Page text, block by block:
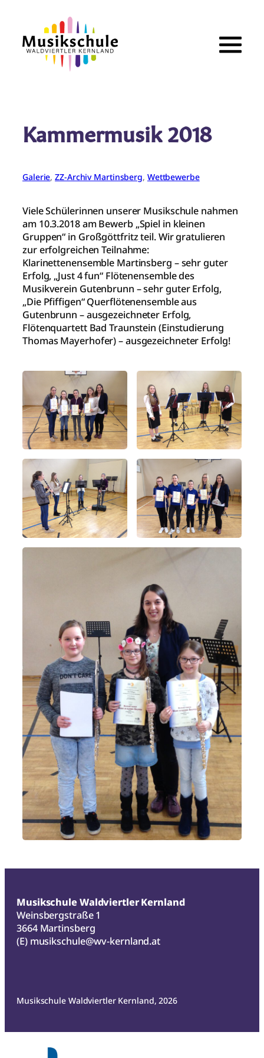
springen
Kammermusik 2018
Galerie, ZZ-Archiv Martinsberg, Wettbewerbe
Viele Schülerinnen unserer Musikschule nahmen
am 10.3.2018 am Bewerb „Spiel in kleinen
Gruppen“ in Großgöttfritz teil. Wir gratulieren
zur erfolgreichen Teilnahme:
Klarinettenensemble Martinsberg – sehr guter
Erfolg, „Just 4 fun“ Flötenensemble des
Musikverein Gutenbrunn – sehr guter Erfolg,
„Die Pfiffigen“ Querflötenensemble aus
Gutenbrunn – ausgezeichneter Erfolg,
Flötenquartett Bad Traunstein (Einstudierung
Thomas Mayerhofer) – ausgezeichneter Erfolg!
Musikschule Waldviertler Kernland
Weinsbergstraße 1
3664 Martinsberg
(E) musikschule@wv-kernland.at
Musikschule Waldviertler Kernland, 2026